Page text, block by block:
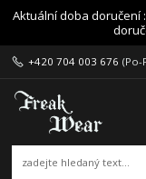
Aktuální doba doručení
+420 704 003 676 (Po-